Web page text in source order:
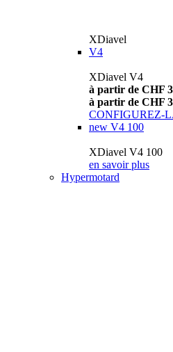
XDiavel
V4
XDiavel V4
à partir de CHF
à partir de CHF
CONFIGUREZ-
new V4 100
XDiavel V4 100
en savoir plus
Hypermotard